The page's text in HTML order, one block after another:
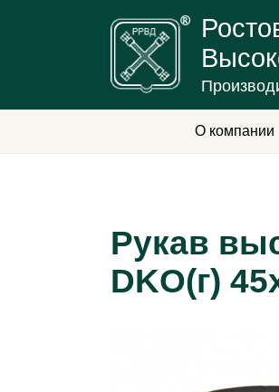
О компании
Рукав
DKO(г)